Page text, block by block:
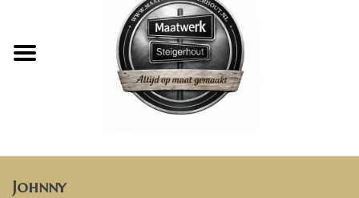
Horeca meubels
Bartafels
Johnny